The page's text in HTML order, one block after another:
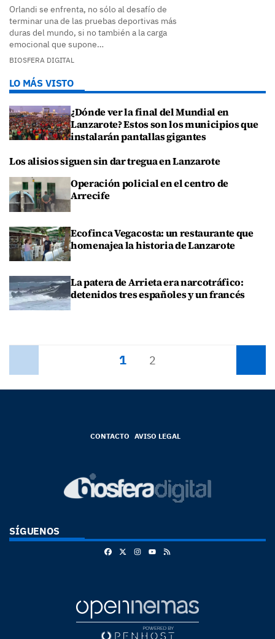
Orlandi se enfrenta, no sólo al desafío de
terminar una de las pruebas deportivas más
duras del mundo, si no también a la carga
emocional que supone…
BIOSFERA DIGITAL
LO MÁS VISTO
¿Dónde ver la final del Mundial en
Lanzarote? Estos son los municipios que
instalarán pantallas gigantes
Los alisios siguen sin dar tregua en Lanzarote
Operación policial en el centro de
Arrecife
Ecofinca Vegacosta: un restaurante que
homenajea la historia de Lanzarote
La patera de Arrieta era narcotráfico:
detenidos tres españoles y un francés
1 2
CONTACTO AVISO LEGAL
SÍGUENOS
FacebookInstagram